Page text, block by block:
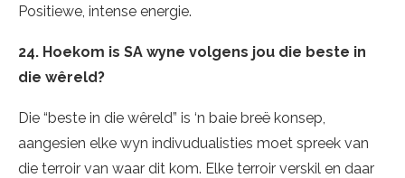
Positiewe, intense energie.
24. Hoekom is SA wyne volgens jou die beste in
die wêreld?
Die “beste in die wêreld” is ‘n baie breë konsep,
aangesien elke wyn indivudualisties moet spreek van
die terroir van waar dit kom. Elke terroir verskil en daar